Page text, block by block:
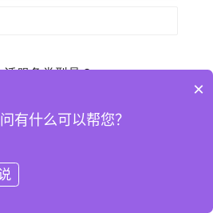
×
有什么可以帮您？